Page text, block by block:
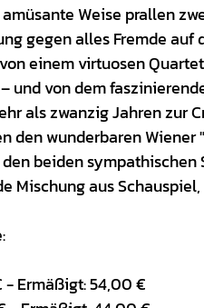
Weise prallen
gegen alles Fremde auf
einem virtuosen
und von dem
als zwanzig Jahren zur
den wunderbaren
beiden
Mischung aus
- Ermäßigt: 54,00 €